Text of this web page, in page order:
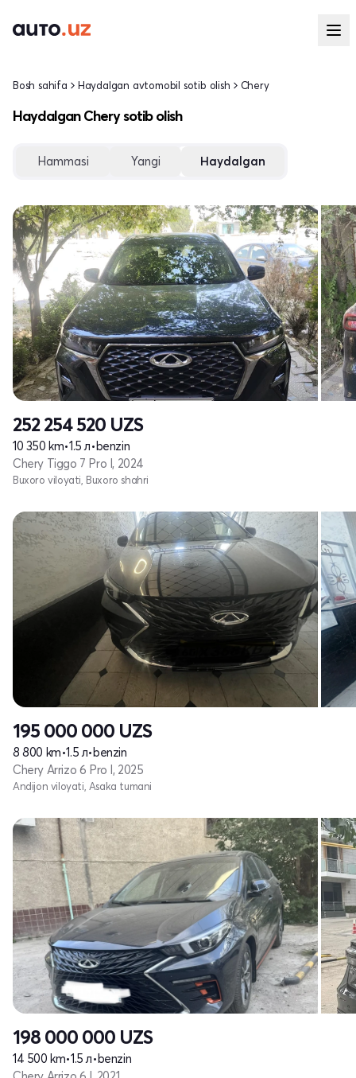
Bosh sahifa Haydalgan avtomobil sotib olish Chery
Haydalgan Chery sotib olish
Hammasi Yangi Haydalgan
252 254 520 UZS
10 350 km•1.5 л•benzin
Chery Tiggo 7 Pro I, 2024
Buxoro viloyati, Buxoro shahri
195 000 000 UZS
8 800 km•1.5 л•benzin
Chery Arrizo 6 Pro I, 2025
Andijon viloyati, Asaka tumani
198 000 000 UZS
14 500 km•1.5 л•benzin